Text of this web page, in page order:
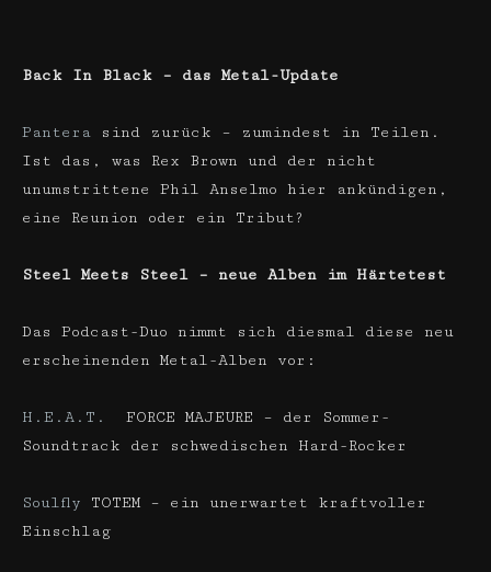
Back In Black – das Metal-Update
Pantera sind zurück – zumindest in Teilen.
Ist das, was Rex Brown und der nicht
unumstrittene Phil Anselmo hier ankündigen,
eine Reunion oder ein Tribut?
Steel Meets Steel – neue Alben im Härtetest
Das Podcast-Duo nimmt sich diesmal diese neu
erscheinenden Metal-Alben vor:
H.E.A.T.
FORCE MAJEURE – der Sommer-
Soundtrack der schwedischen Hard-Rocker
Soulfly TOTEM – ein unerwartet kraftvoller
Einschlag